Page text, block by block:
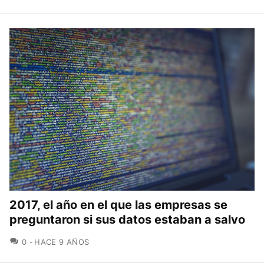
2017, el año en el que las empresas se
preguntaron si sus datos estaban a salvo
0 COMENTARIOS
HACE 9 AÑOS